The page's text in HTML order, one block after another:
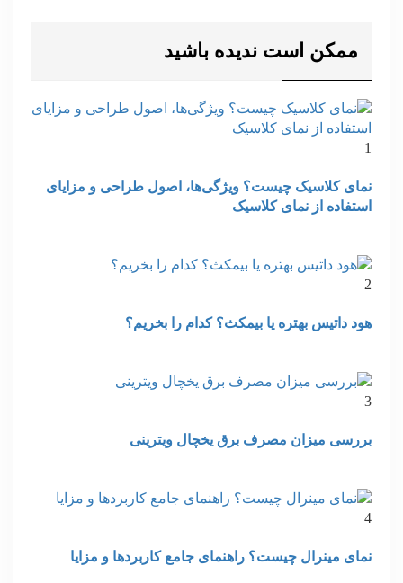
ممکن است ندیده باشید
1
نمای کلاسیک چیست؟ ویژگی‌ها، اصول طراحی و مزایای
استفاده از نمای کلاسیک
2
هود داتیس بهتره یا بیمکث؟ کدام را بخریم؟
3
بررسی میزان مصرف برق یخچال ویترینی
4
نمای مینرال چیست؟ راهنمای جامع کاربردها و مزایا